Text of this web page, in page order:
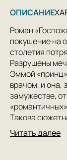
ОПИСАНИЕ
Роман
покушение на
столетия
Разрушены
Эммой
врачом, и она,
замужестве,
Такова
значительных
литературы, –
Читать далее